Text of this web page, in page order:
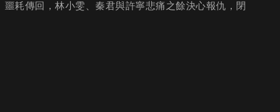
耗傳回，林小雯、秦君與許寧悲痛之餘決心報仇，閉